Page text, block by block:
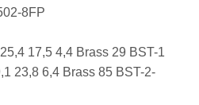
8FP
17,5 4,4 Brass 29 BST-1
23,8 6,4 Brass 85 BST-2-